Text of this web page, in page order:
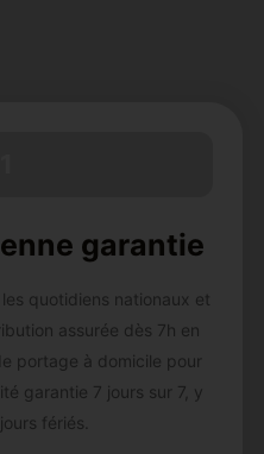
garantie
quotidiens nationaux et
assurée dès 7h en
portage à domicile pour
garantie 7 jours sur 7, y
fériés.